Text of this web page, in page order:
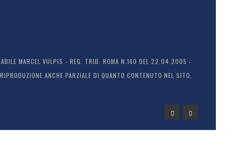
MARCEL VULPIS - REG. TRIB. ROMA N.160 DEL 22.04.2005 -
ANCHE PARZIALE DI QUANTO CONTENUTO NEL SITO.